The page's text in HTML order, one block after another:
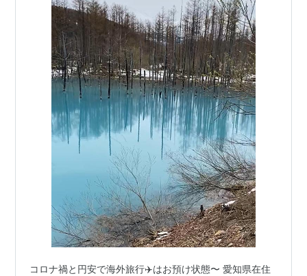
コロナ禍と円安で海外旅行✈️はお預け状態〜 愛知県在住